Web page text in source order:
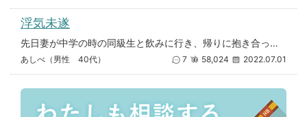
浮気未遂
先日妻が中学の時の同級生と飲みに行き、帰りに抱き合ってキスをしていたと知り合いが教えてくれました。 妻に問いただしてみる
あしべ（男性 40代） 7 58,024 2022.07.01